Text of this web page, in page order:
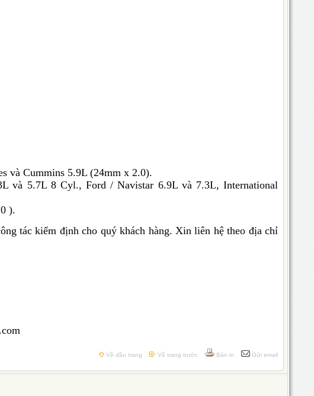
Cummins 5.9L (24mm x 2.0).
8 Cyl., Ford / Navistar 6.9L và 7.3L, International
).
tác kiểm định cho quý khách hàng. Xin liên hệ theo địa chỉ
Về đầu trang Về trang trước Bản in Gửi email